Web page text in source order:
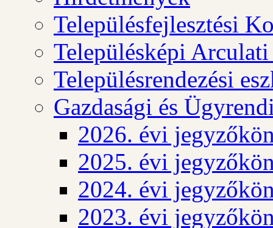
Településfejlesztési
Településképi
Településrendezési
Gazdasági és
2026. évi
2025. évi
2024. évi
2023. évi